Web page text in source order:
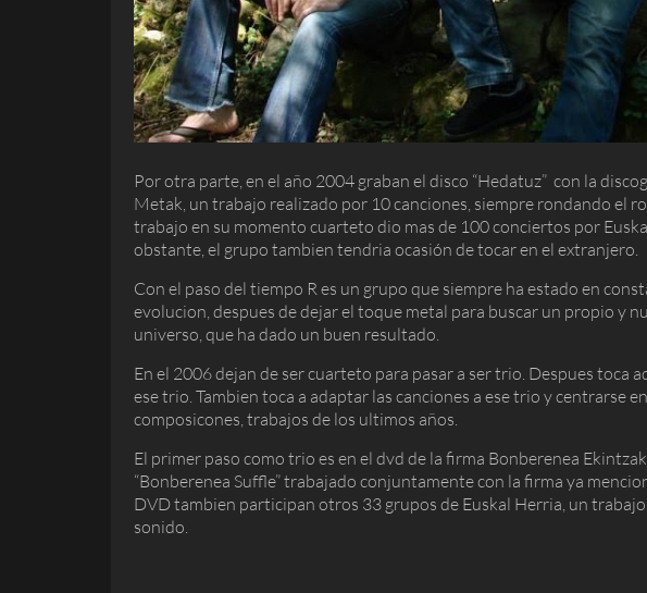
Por otra parte, en el año 2004 graban el disco “Hedatuz” con la
Metak, un trabajo realizado por 10 canciones, siempre rondando el
trabajo en su momento cuarteto dio mas de 100 conciertos por
obstante, el grupo tambien tendria ocasión de tocar en el extranjero.
Con el paso del tiempo R es un grupo que siempre ha estado en
evolucion, despues de dejar el toque metal para buscar un propio y
universo, que ha dado un buen resultado.
En el 2006 dejan de ser cuarteto para pasar a ser trio. Despues toca
ese trio. Tambien toca a adaptar las canciones a ese trio y centrarse
composicones, trabajos de los ultimos años.
El primer paso como trio es en el dvd de la firma Bonberenea
“Bonberenea Suffle” trabajado conjuntamente con la firma ya
DVD tambien participan otros 33 grupos de Euskal Herria, un
sonido.